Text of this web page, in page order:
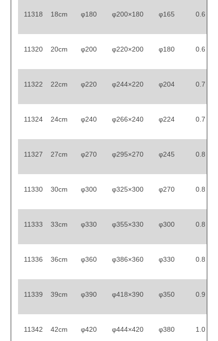
11318 18cm φ180 φ200×180 φ165 0.6
11320 20cm φ200 φ220×200 φ180 0.6
11322 22cm φ220 φ244×220 φ204 0.7
11324 24cm φ240 φ266×240 φ224 0.7
11327 27cm φ270 φ295×270 φ245 0.8
11330 30cm φ300 φ325×300 φ270 0.8
11333 33cm φ330 φ355×330 φ300 0.8
11336 36cm φ360 φ386×360 φ330 0.8
11339 39cm φ390 φ418×390 φ350 0.9
11342 42cm φ420 φ444×420 φ380 1.0